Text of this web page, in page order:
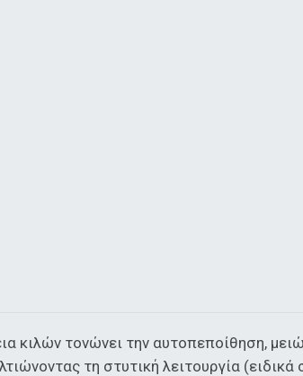
κιλών τονώνει την αυτοπεποίθηση,
τη στυτική λειτουργία